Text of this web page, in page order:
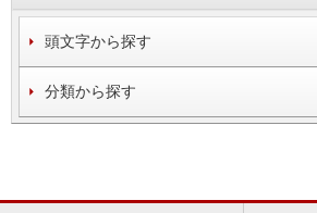
頭文字から探す
分類から探す